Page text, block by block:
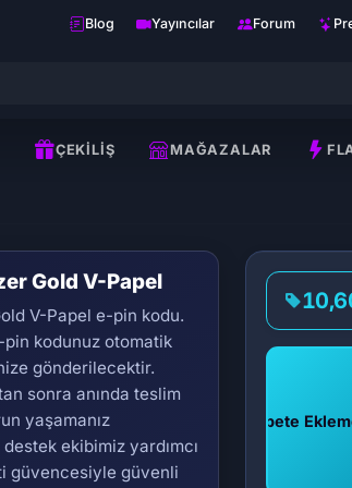
Blog Yayıncılar Forum
ÇEKILIŞ MAĞAZALAR
Gold V-Papel
V-Papel e-pin kodu.
pin kodunuz otomatik
gönderilecektir.
sonra anında teslim
yaşamanız
ekibimiz yardımcı
güvencesiyle güvenli
Sepete